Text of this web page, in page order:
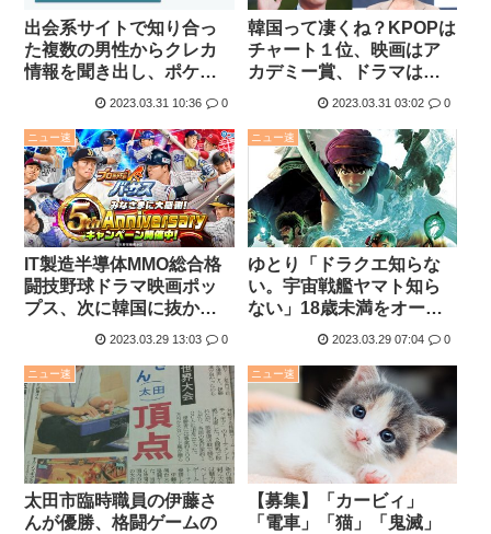
出会系サイトで知り合っ
た複数の男性からクレカ
情報を聞き出し、ポケモ
ンカードを不正に購入
2023.03.31 10:36 0
韓国って凄くね？KPOPは
チャート１位、映画はア
カデミー賞、ドラマはイ
カゲームがアニー賞。
2023.03.31 03:02 0
ニュー速
IT製造半導体MMO総合格
闘技野球ドラマ映画ポッ
プス、次に韓国に抜かれ
るジャンルは？
2023.03.29 13:03 0
ニュー速
ゆとり「ドラクエ知らな
い。宇宙戦艦ヤマト知ら
ない」18歳未満をオーケ
ストラコンサートに無料
2023.03.29 07:04 0
ニュー速
太田市臨時職員の伊藤さ
んが優勝、格闘ゲームの
ニュー速
【募集】「カービィ」
「電車」「猫」「鬼滅」